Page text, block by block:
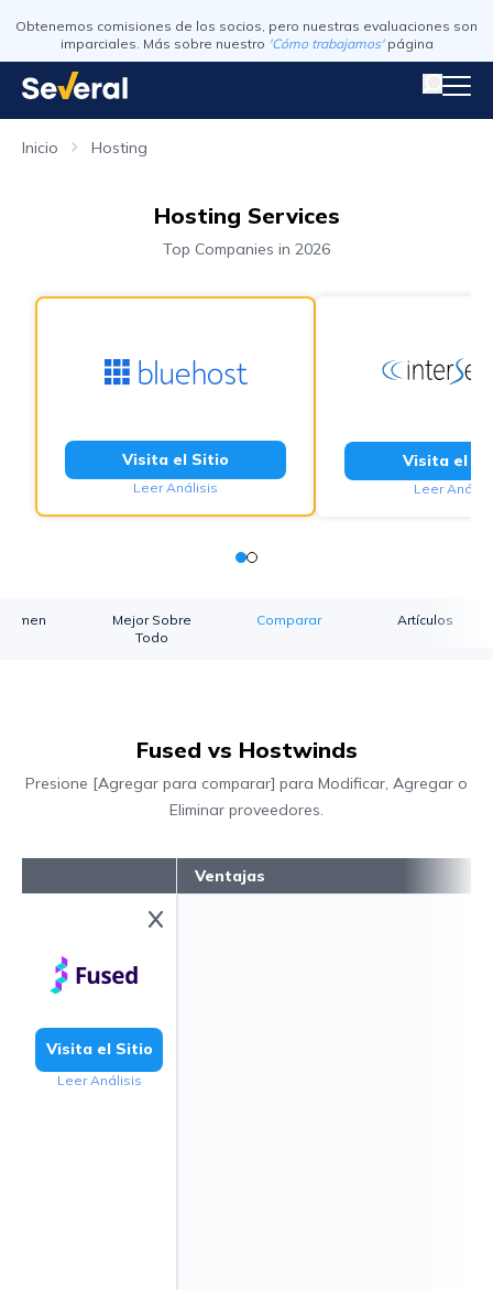
Obtenemos comisiones de los socios, pero nuestras evaluaciones son
imparciales. Más sobre nuestro 'Cómo trabajamos' página
Inicio Hosting
Hosting Services
Top Companies in 2026
Visita el Sitio
Leer Análisis
Visita el
Leer
Mejor Sobre
Todo
Comparar Artículos
Fused vs Hostwinds
Presione [Agregar para comparar] para Modificar, Agregar o
Eliminar proveedores.
Visita el Sitio
Leer Análisis
Ventajas